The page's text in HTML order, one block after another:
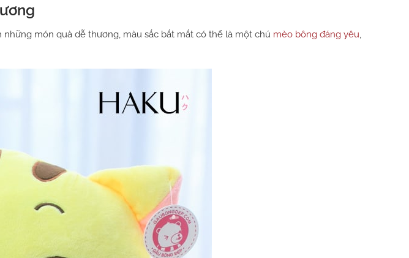
món quà dễ thương, màu sắc bắt mắt có thể là một chú mèo bông đáng yêu,